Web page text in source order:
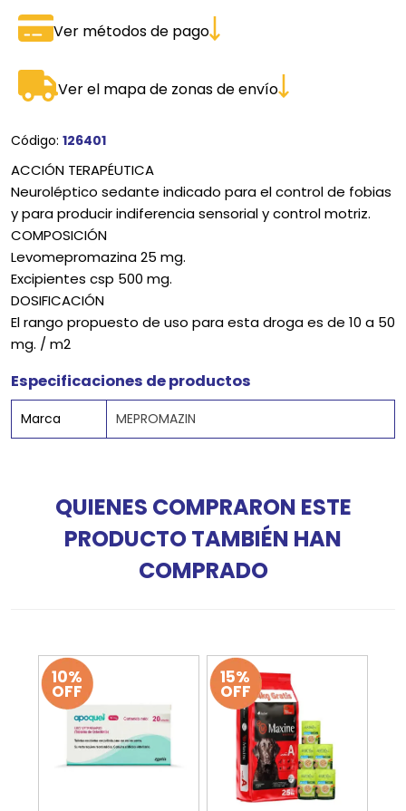
Ver métodos de pago
Ver el mapa de zonas de envío
Código: 126401
ACCIÓN TERAPÉUTICA
Neuroléptico sedante indicado para el control de fobias
y para producir indiferencia sensorial y control motriz.
COMPOSICIÓN
Levomepromazina 25 mg.
Excipientes csp 500 mg.
DOSIFICACIÓN
El rango propuesto de uso para esta droga es de 10 a 50
mg. / m2
Especificaciones de productos
Marca MEPROMAZIN
QUIENES COMPRARON ESTE
PRODUCTO TAMBIÉN HAN
COMPRADO
10%
OFF
15%
OFF